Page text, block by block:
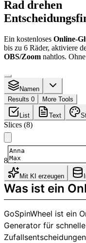
Rad drehen
Ein kostenloses Online-
bis zu 6 Räder, aktiviere
OBS/Zoom nahtlos.
Namen
Results 0
More Tools
List Text
Slices (8)
8
Mit KI erzeugen
Was ist ein
GoSpinWheel ist ein
Generator für schnelle